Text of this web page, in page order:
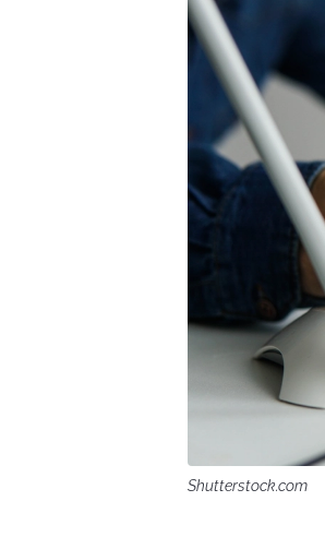
Shutterstock.com